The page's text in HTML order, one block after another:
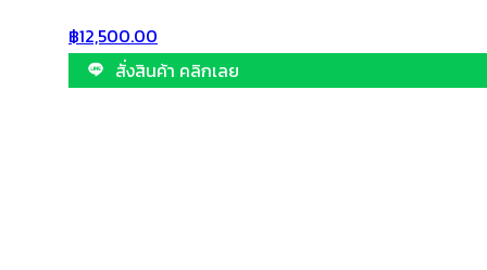
฿12,500.00
สั่งสินค้า คลิกเลย